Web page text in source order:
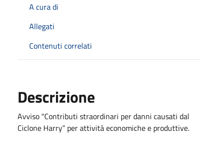
A cura di
Allegati
Contenuti correlati
Descrizione
Avviso "Contributi straordinari per danni causati dal
Ciclone Harry” per attività economiche e produttive.